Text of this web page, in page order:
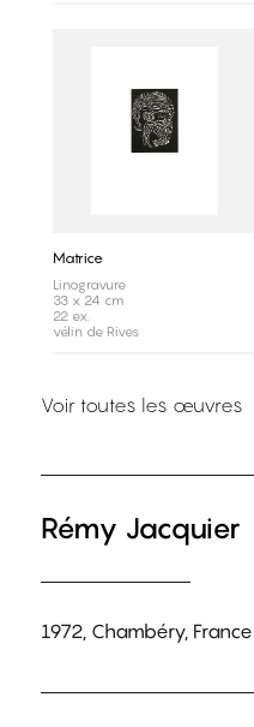
Matrice
Linogravure
33 x 24 cm
22 ex.
vélin de Rives
Voir toutes les œuvres
Rémy Jacquier
1972, Chambéry, France